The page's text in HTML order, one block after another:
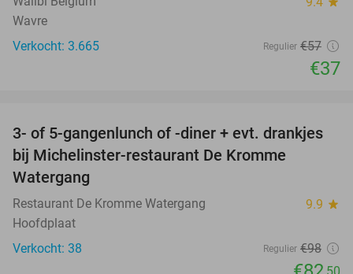
Wavre
Verkocht: 3.665
Regulier €57
€37
16%
3- of 5-gangenlunch of -diner + evt. drankjes
bij Michelinster-restaurant De Kromme
Watergang
Restaurant De Kromme Watergang 9.9 star
Hoofdplaat
Verkocht: 38
Regulier €98